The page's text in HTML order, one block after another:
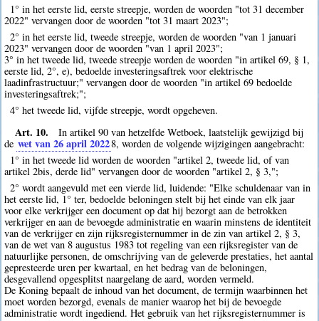
1° in het eerste lid, eerste streepje, worden de woorden "tot 31 december
2022" vervangen door de woorden "tot 31 maart 2023";
2° in het eerste lid, tweede streepje, worden de woorden "van 1 januari
2023" vervangen door de woorden "van 1 april 2023";
3° in het tweede lid, tweede streepje worden de woorden "in artikel 69, § 1,
eerste lid, 2°, e), bedoelde investeringsaftrek voor elektrische
laadinfrastructuur;" vervangen door de woorden "in artikel 69 bedoelde
investeringsaftrek;";
4° het tweede lid, vijfde streepje, wordt opgeheven.
Art. 10.
In artikel 90 van hetzelfde Wetboek, laatstelijk gewijzigd bij
de wet van 26 april 20228, worden de volgende wijzigingen aangebracht:
1° in het tweede lid worden de woorden "artikel 2, tweede lid, of van
artikel 2bis, derde lid" vervangen door de woorden "artikel 2, § 3,";
2° wordt aangevuld met een vierde lid, luidende: "Elke schuldenaar van in
het eerste lid, 1° ter, bedoelde beloningen stelt bij het einde van elk jaar
voor elke verkrijger een document op dat hij bezorgt aan de betrokken
verkrijger en aan de bevoegde administratie en waarin minstens de identiteit
van de verkrijger en zijn rijksregisternummer in de zin van artikel 2, § 3,
van de wet van 8 augustus 1983 tot regeling van een rijksregister van de
natuurlijke personen, de omschrijving van de geleverde prestaties, het aantal
gepresteerde uren per kwartaal, en het bedrag van de beloningen,
desgevallend opgesplitst naargelang de aard, worden vermeld.
De Koning bepaalt de inhoud van het document, de termijn waarbinnen het
moet worden bezorgd, evenals de manier waarop het bij de bevoegde
administratie wordt ingediend. Het gebruik van het rijksregisternummer is